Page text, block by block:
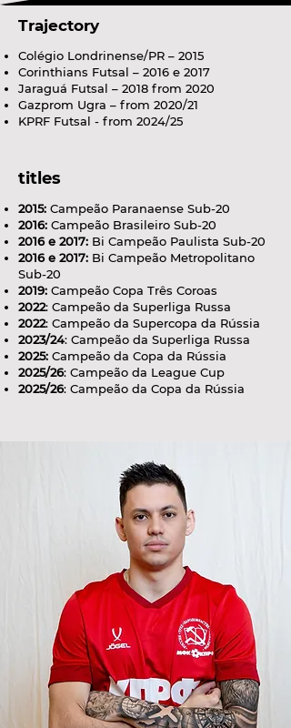
Trajectory
Colégio Londrinense/PR – 2015
Corinthians Futsal – 2016 e 2017
Jaraguá Futsal – 2018 from 2020
Gazprom Ugra – from 2020/21
KPRF Futsal - from 2024/25
titles
2015: Campeão Paranaense Sub-20
2016: Campeão Brasileiro Sub-20
2016 e 2017: Bi Campeão Paulista Sub-20
2016 e 2017: Bi Campeão Metropolitano
Sub-20
2019: Campeão Copa Três Coroas
2022: Campeão da Superliga Russa
2022: Campeão da Supercopa da Rússia
2023/24: Campeão da Superliga Russa
2025: Campeão da Copa da Rússia
2025/26: Campeão da League Cup
2025/26: Campeão da Copa da Rússia